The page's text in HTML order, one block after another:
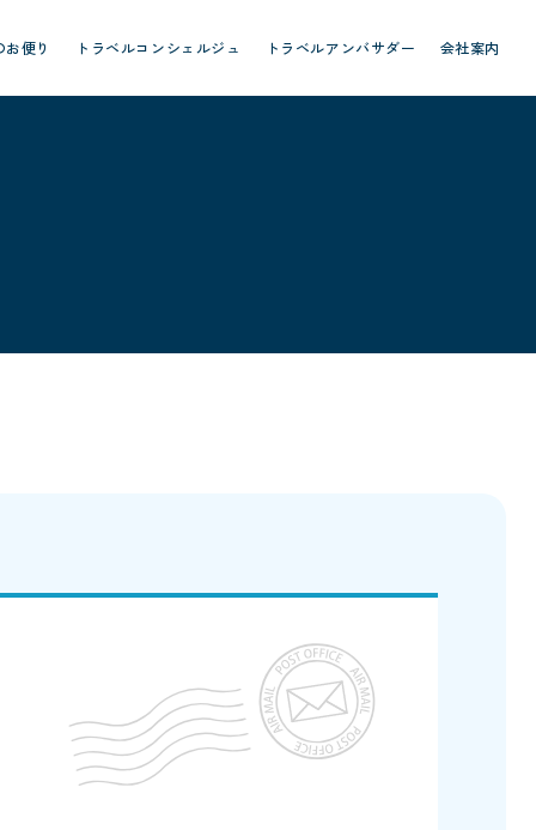
便り トラベルコンシェルジュ トラベルアンバサダー 会社案内